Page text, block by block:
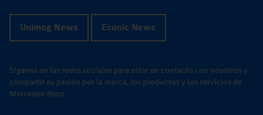
Unimog News Econic News
Síganos en las redes sociales para estar en contacto con nosotros y
compartir su pasión por la marca, los productos y los servicios de
Mercedes-Benz.